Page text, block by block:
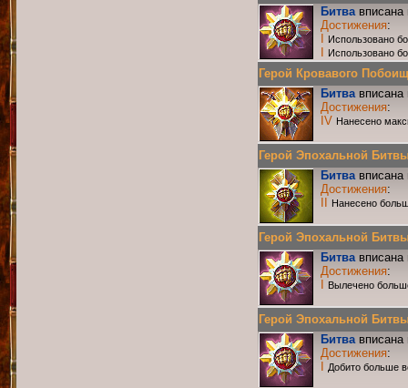
Битвавписана
Достижения:
Использовано
Использовано
Герой Кровавого
Битвавписана
Достижения:
IV Нанесено
Герой Эпохальной
Битвавписана
Достижения:
Нанесено
Герой Эпохальной
Битвавписана
Достижения:
Вылечено
Герой Эпохальной
Битвавписана
Достижения:
Добито больше